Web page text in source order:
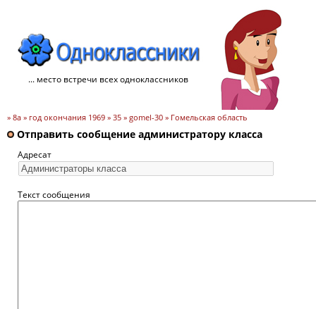
... место встречи всех одноклассников
» 8a » год окончания 1969 » 35 » gomel-30 » Гомельская область
Отправить сообщение администратору класса
Адресат
Текст сообщения